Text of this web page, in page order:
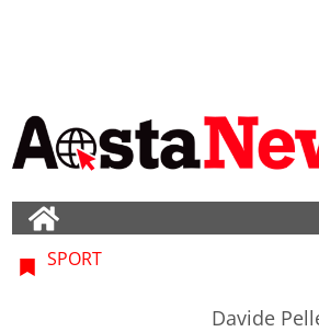
SPORT
Davide